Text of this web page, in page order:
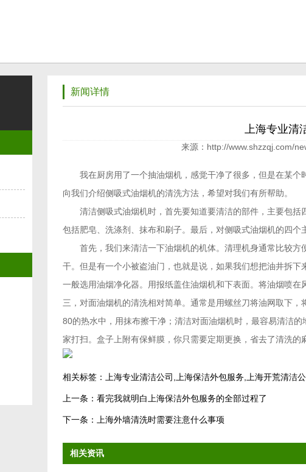
新闻详情
上海专业清
来源：http://www.shzzqj.com/
我在厨房用了一个抽油烟机，感觉干净了很多，但是在某个
向我们介绍侧吸式油烟机的清洗方法，希望对我们有所帮助。
清洁侧吸式油烟机时，首先要知道要清洁的部件，主要包括
包括肥皂、洗涤剂、抹布和刷子。最后，对侧吸式油烟机的四个
首先，我们来清洁一下油烟机的机体。清理机身通常比较方
干。但是有一个小被盗油门，也就是说，如果我们想把油井拆
一般选用油烟净化器。用报纸盖住油烟机和下表面。将油烟喷
三，对面油烟机的清洗相对简单。通常是用螺丝刀将油网取下
80的热水中，用抹布擦干净；清洁对面油烟机时，最容易清洁
家打扫。盒子上附有保鲜膜，你只需要定期更换，省去了清洗的
相关标签： 上海专业清洁公司 上海保洁外包服务 上海开荒清洁
上一条： 看完我就明白上海保洁外包服务的全部过程了
下一条： 上海外墙清洗时需要注意什么事项
相关资讯